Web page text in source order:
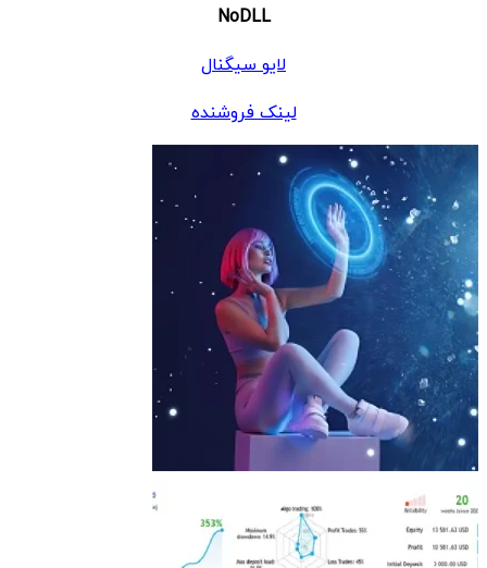
NoDLL
لایو سیگنال
لینک فروشنده